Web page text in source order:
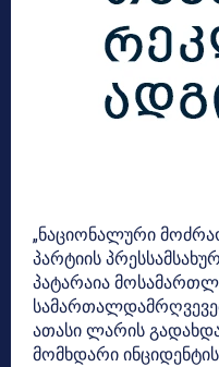
„ნაციონალური
პარტიის
პატარაია
ათასი ლარის
მომხდარი